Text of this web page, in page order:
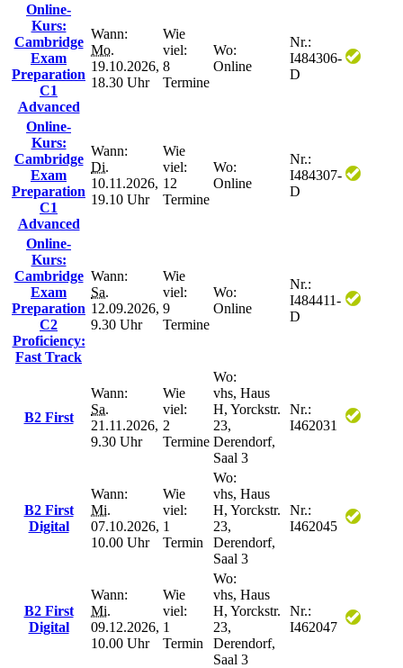
Online-
Kurs:
Cambridge
Exam
Preparation
C1
Advanced
Wann:
Mo.
19.10.2026,
18.30 Uhr
Wie
viel:
8
Termine
Wo:
Online
Nr.:
I484306-
D
Online-
Kurs:
Cambridge
Exam
Preparation
C1
Advanced
Wann:
Di.
10.11.2026,
19.10 Uhr
Wie
viel:
12
Termine
Wo:
Online
Nr.:
I484307-
D
Online-
Kurs:
Cambridge
Exam
Preparation
C2
Proficiency:
Fast Track
Wann:
Sa.
12.09.2026,
9.30 Uhr
Wie
viel:
9
Termine
Wo:
Online
Nr.:
I484411-
D
B2 First
Wann:
Sa.
21.11.2026,
9.30 Uhr
Wie
viel:
2
Termine
Wo:
vhs, Haus
H, Yorckstr.
23,
Derendorf,
Saal 3
Nr.:
I462031
B2 First
Digital
Wann:
Mi.
07.10.2026,
10.00 Uhr
Wie
viel:
1
Termin
Wo:
vhs, Haus
H, Yorckstr.
23,
Derendorf,
Saal 3
Nr.:
I462045
B2 First
Digital
Wann:
Mi.
09.12.2026,
10.00 Uhr
Wie
viel:
1
Termin
Wo:
vhs, Haus
H, Yorckstr.
23,
Derendorf,
Saal 3
Nr.:
I462047